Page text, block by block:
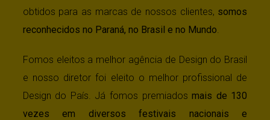
obtidos para as marcas de nossos clientes, somos
reconhecidos no Paraná, no Brasil e no Mundo.
Fomos eleitos a melhor agência de Design do Brasil
e nosso diretor foi eleito o melhor profissional de
Design do País. Já fomos premiadosmais de 130
vezes em diversos festivais nacionais e